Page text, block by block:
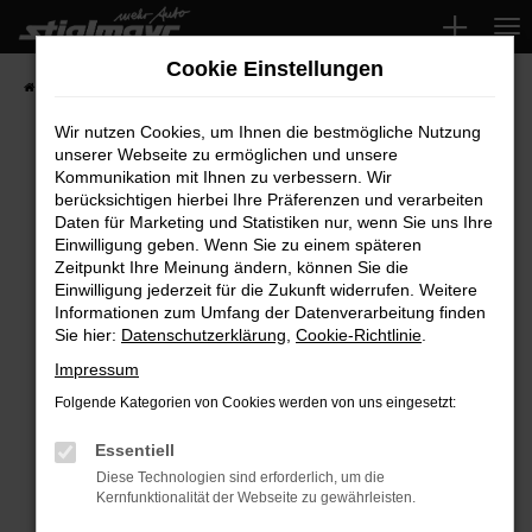
Zum
Hauptinhalt
springen
Fehler: Network Error
Beim Laden ist ein Fehler aufgetreten.
Hier sind ein paar Tipps, die dir helfen können:
Überprüfe deine Firewall und deine
Internetverbindung.
Laden andere Webseiten, zum Beispiel deine
Manche Erweiterungen, wie Werbeblocker,
können das Laden bestimmter Seiten
verhindern. Funktioniert die Seite in einem
Cookie Einstellungen
Wir nutzen Cookies, um Ihnen die bestmögliche Nutzung
unserer Webseite zu ermöglichen und unsere
Kommunikation mit Ihnen zu verbessern. Wir
berücksichtigen hierbei Ihre Präferenzen und verarbeiten
Daten für Marketing und Statistiken nur, wenn Sie uns Ihre
Einwilligung geben. Wenn Sie zu einem späteren
Zeitpunkt Ihre Meinung ändern, können Sie die
Einwilligung jederzeit für die Zukunft widerrufen. Weitere
Informationen zum Umfang der Datenverarbeitung finden
Sie hier: Datenschutzerklärung Cookie-Richtlinie
Impressum
Folgende Kategorien von Cookies werden von uns eingesetzt:
Essentiell
Diese Technologien sind erforderlich, um die
Kernfunktionalität der Webseite zu gewährleisten.